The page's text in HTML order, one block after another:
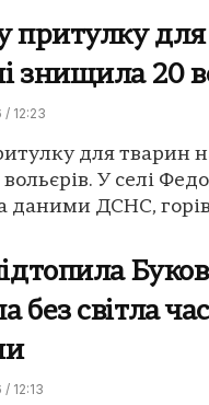
притулку
знищила 20
12:23
для тварин
У селі
даними ДСНС,
без світла
12:13